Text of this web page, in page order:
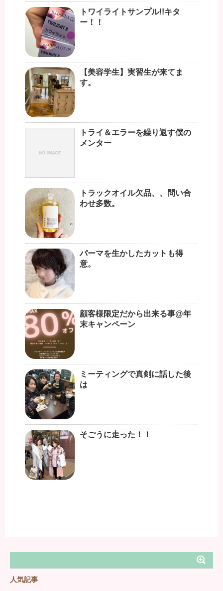
トワイライトサンプル!!キタ
ー！！
【美容学生】実習生が来てま
す。
トライ＆エラーを繰り返す僕の
メンター
トラックオイル欠品、、問い合
わせ多数。
パーマを生かしたカットも得
意。
顧客様限定だから出来る事@年
末キャンペーン
ミーティングで真剣に話した後
は
そごうに走った！！
人気記事